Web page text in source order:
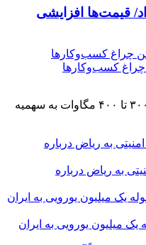
معاون وزیر صمت، گفت: مقرر شد ۳۰۰ تا ۴۰۰ مگاوات به سهمیه
به ریاض درباره
میلیون یورویی به ایران